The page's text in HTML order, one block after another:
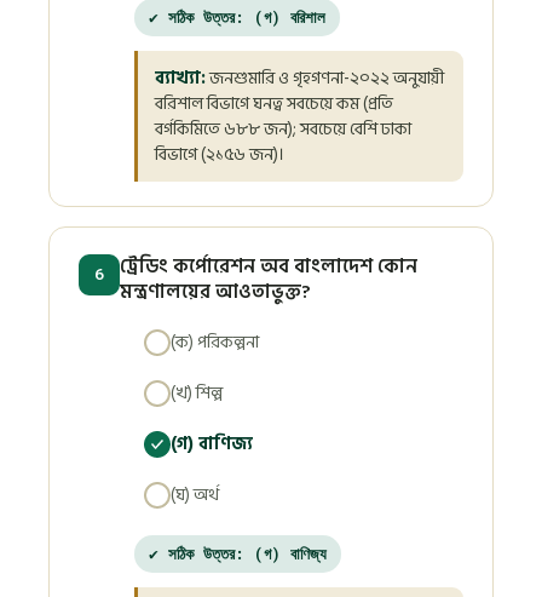
✔ সঠিক উত্তর: (গ) বরিশাল
ব্যাখ্যা:জনশুমারি ও গৃহগণনা-২০২২ অনুযায়ী
বরিশাল বিভাগে ঘনত্ব সবচেয়ে কম (প্রতি
বর্গকিমিতে ৬৮৮ জন); সবচেয়ে বেশি ঢাকা
বিভাগে (২১৫৬ জন)।
6
ট্রেডিং কর্পোরেশন অব বাংলাদেশ কোন
মন্ত্রণালয়ের আওতাভুক্ত?
(ক) পরিকল্পনা
(খ) শিল্প
(গ) বাণিজ্য
(ঘ) অর্থ
✔ সঠিক উত্তর: (গ) বাণিজ্য